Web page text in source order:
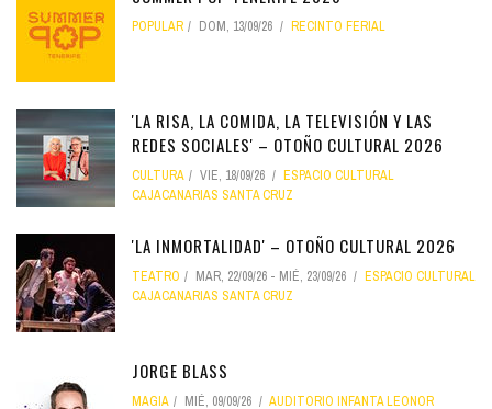
POPULAR DOM, 13/09/26 RECINTO FERIAL
'LA RISA, LA COMIDA, LA TELEVISIÓN Y LAS
REDES SOCIALES' – OTOÑO CULTURAL 2026
CULTURA VIE, 18/09/26
ESPACIO CULTURAL
CAJACANARIAS SANTA CRUZ
'LA INMORTALIDAD' – OTOÑO CULTURAL 2026
TEATRO MAR, 22/09/26 - MIÉ, 23/09/26
ESPACIO CULTURAL
CAJACANARIAS SANTA CRUZ
JORGE BLASS
MAGIA MIÉ, 09/09/26 AUDITORIO INFANTA LEONOR